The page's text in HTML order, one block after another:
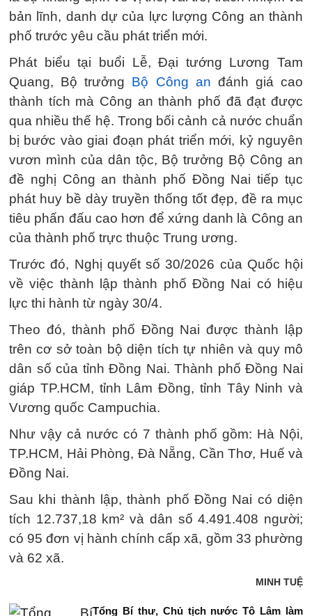
bản lĩnh, danh dự của lực lượng Công an thành
phố trước yêu cầu phát triển mới.
Phát biểu tại buổi Lễ, Đại tướng Lương Tam
Quang, Bộ trưởng Bộ Công an đánh giá cao
thành tích mà Công an thành phố đã đạt được
qua nhiều thế hệ. Trong bối cảnh cả nước chuẩn
bị bước vào giai đoạn phát triển mới, kỷ nguyên
vươn mình của dân tộc, Bộ trưởng Bộ Công an
đề nghị Công an thành phố Đồng Nai tiếp tục
phát huy bề dày truyền thống tốt đẹp, đề ra mục
tiêu phấn đấu cao hơn để xứng danh là Công an
của thành phố trực thuộc Trung ương.
Trước đó, Nghị quyết số 30/2026 của Quốc hội
về việc thành lập thành phố Đồng Nai có hiệu
lực thi hành từ ngày 30/4.
Theo đó, thành phố Đồng Nai được thành lập
trên cơ sở toàn bộ diện tích tự nhiên và quy mô
dân số của tỉnh Đồng Nai. Thành phố Đồng Nai
giáp TP.HCM, tỉnh Lâm Đồng, tỉnh Tây Ninh và
Vương quốc Campuchia.
Như vậy cả nước có 7 thành phố gồm: Hà Nội,
TP.HCM, Hải Phòng, Đà Nẵng, Cần Thơ, Huế và
Đồng Nai.
Sau khi thành lập, thành phố Đồng Nai có diện
tích 12.737,18 km² và dân số 4.491.408 người;
có 95 đơn vị hành chính cấp xã, gồm 33 phường
và 62 xã.
MINH TUỆ
Tổng Bí thư, Chủ tịch nước Tô Lâm làm